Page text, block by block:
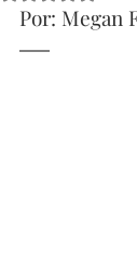
Por: Megan